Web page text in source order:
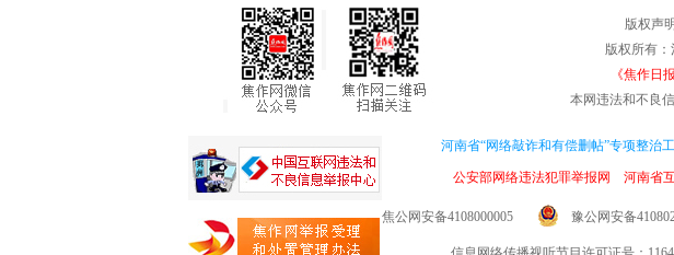
版权声明
版权所有
《焦作日
本网违法和不良
河南省“网络敲诈和有偿删帖”专项整治
公安部网络违法犯罪举报网 河南省
焦公网安备4108000005 豫公网安备